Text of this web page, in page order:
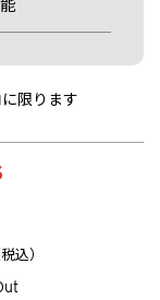
限ります
込）